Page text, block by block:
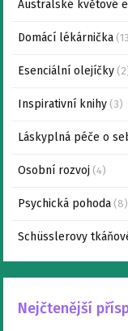
Australské květové
Domácí lékárnička
Esenciální olejíčky
Inspirativní knihy (3)
Láskyplná péče o
Osobní rozvoj (4)
Psychická pohoda (8)
Schüsslerovy
Nejčtenější